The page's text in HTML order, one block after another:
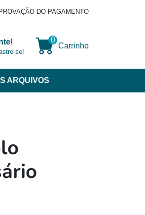
DO PAGAMENTO
se!
0
Carrinho
ARQUIVOS